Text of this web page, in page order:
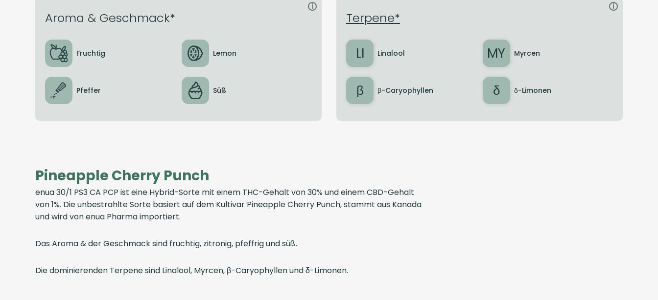
Aroma & Geschmack*
i
Fruchtig Lemon
Pfeffer Süß
Terpene*
i
LI Linalool MY Myrcen
β β-Caryophyllen δ δ-Limonen
Pineapple Cherry Punch
enua 30/1 PS3 CA PCP ist eine Hybrid-Sorte mit einem THC-Gehalt von 30% und einem CBD-Gehalt
von 1%. Die unbestrahlte Sorte basiert auf dem Kultivar Pineapple Cherry Punch, stammt aus Kanada
und wird von enua Pharma importiert.
Das Aroma & der Geschmack sind fruchtig, zitronig, pfeffrig und süß.
Die dominierenden Terpene sind Linalool, Myrcen, β-Caryophyllen und δ-Limonen.